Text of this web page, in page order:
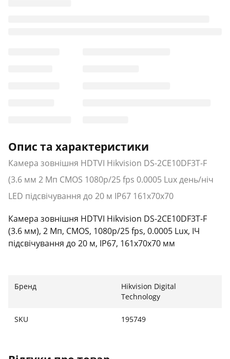
Опис та характеристики
Камера зовнішня HDTVI Hikvision DS-2CE10DF3T-F
(3.6 мм 2 Мп CMOS 1080p/25 fps 0.0005 Lux день/ніч
LED підсвічування до 20 м IP67 161х70х70
Камера зовнішня HDTVI Hikvision DS-2CE10DF3T-F
(3.6 мм), 2 Мп, CMOS, 1080p/25 fps, 0.0005 Lux, ІЧ
підсвічування до 20 м, IP67, 161х70х70 мм
Бренд
Hikvision Digital
Technology
SKU 195749